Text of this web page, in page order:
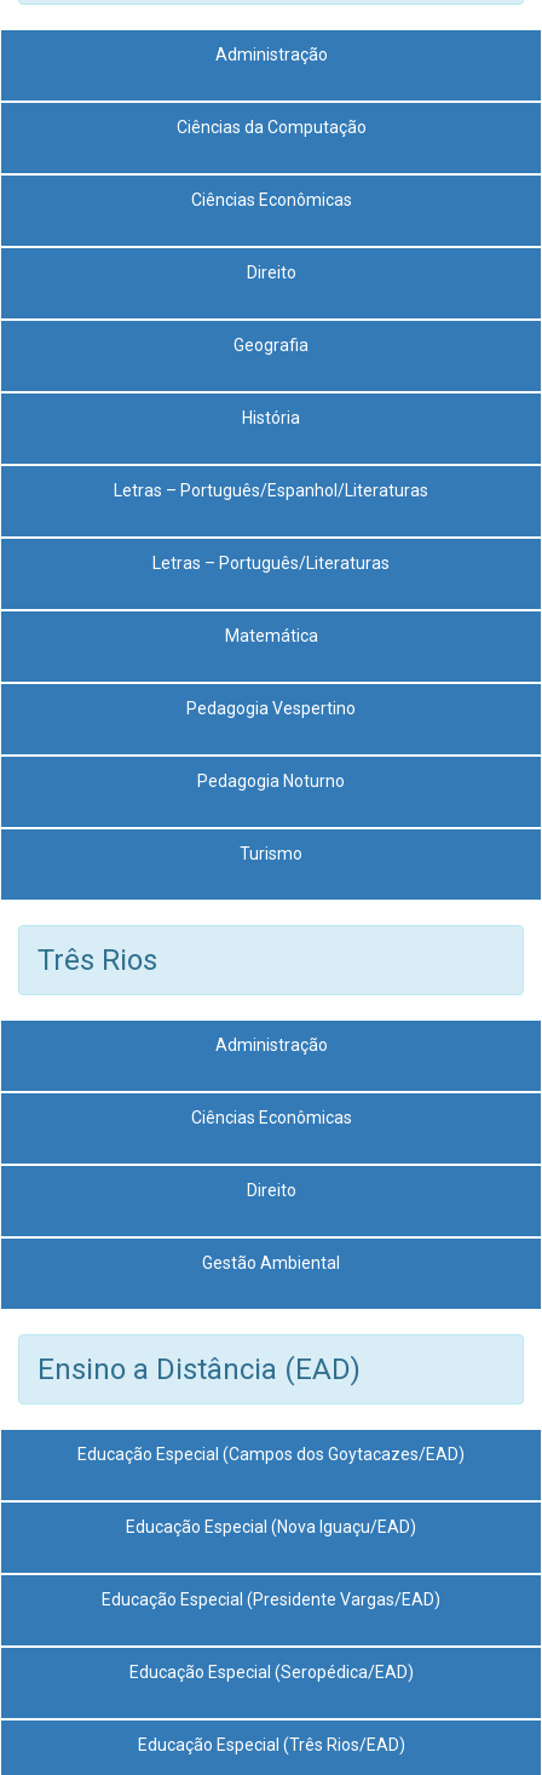
Administração
Ciências da Computação
Ciências Econômicas
Direito
Geografia
História
Letras – Português/Espanhol/Literaturas
Letras – Português/Literaturas
Matemática
Pedagogia Vespertino
Pedagogia Noturno
Turismo
Três Rios
Administração
Ciências Econômicas
Direito
Gestão Ambiental
Ensino a Distância (EAD)
Educação Especial (Campos dos Goytacazes/EAD)
Educação Especial (Nova Iguaçu/EAD)
Educação Especial (Presidente Vargas/EAD)
Educação Especial (Seropédica/EAD)
Educação Especial (Três Rios/EAD)